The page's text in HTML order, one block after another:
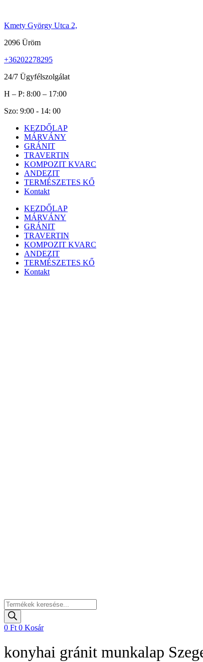
tartalomhoz
Kmety György Utca 2,
2096 Üröm
+36202278295
24/7 Ügyfélszolgálat
H – P: 8:00 – 17:00
Szo: 9:00 - 14: 00
KEZDŐLAP
MÁRVÁNY
GRÁNIT
TRAVERTIN
KOMPOZIT KVARC
ANDEZIT
TERMÉSZETES KŐ
Kontakt
KEZDŐLAP
MÁRVÁNY
GRÁNIT
TRAVERTIN
KOMPOZIT KVARC
ANDEZIT
TERMÉSZETES KŐ
Kontakt
Products
search
0 Ft 0 Kosár
konyhai gránit munkalap